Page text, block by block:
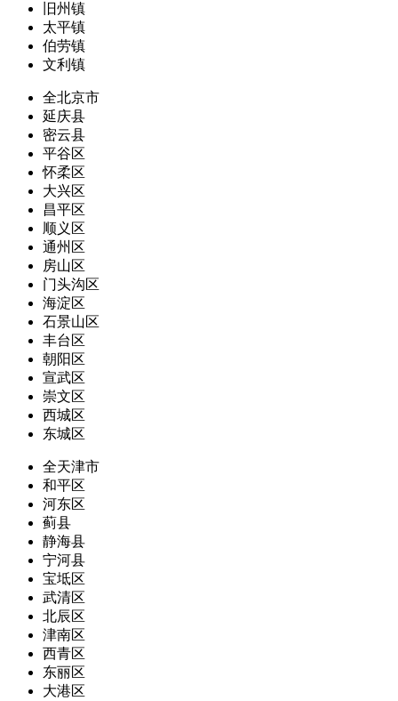
旧州镇
太平镇
伯劳镇
文利镇
全北京市
延庆县
密云县
平谷区
怀柔区
大兴区
昌平区
顺义区
通州区
房山区
门头沟区
海淀区
石景山区
丰台区
朝阳区
宣武区
崇文区
西城区
东城区
全天津市
和平区
河东区
蓟县
静海县
宁河县
宝坻区
武清区
北辰区
津南区
西青区
东丽区
大港区